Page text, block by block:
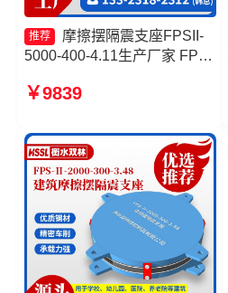
推荐
摩擦摆隔震支座FPSII-
5000-400-4.11生产厂家 FPS
震支座厂家 摩擦摆减隔震支座
￥9839